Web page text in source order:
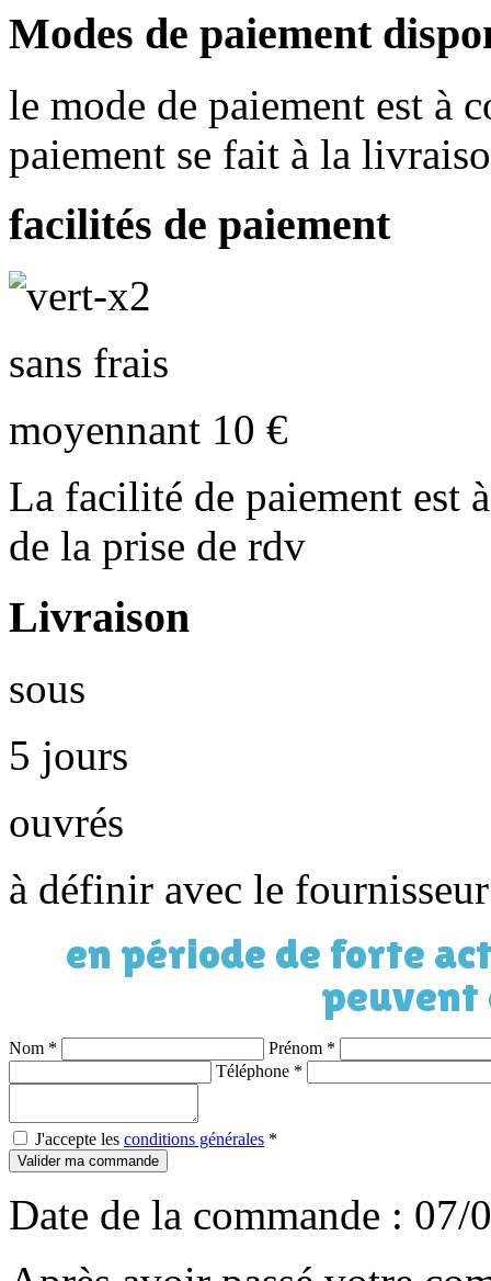
Modes de paiement
le mode de paiement est à
paiement se fait à la
facilités de paiement
sans frais
moyennant 10 €
La facilité de paiement est
de la prise de rdv
Livraison
sous
5 jours
ouvrés
à définir avec le
en période de forte
peuvent
Nom * Prénom *
Téléphone *
J'accepte les conditions générales *
Valider ma commande
Date de la commande : 07/